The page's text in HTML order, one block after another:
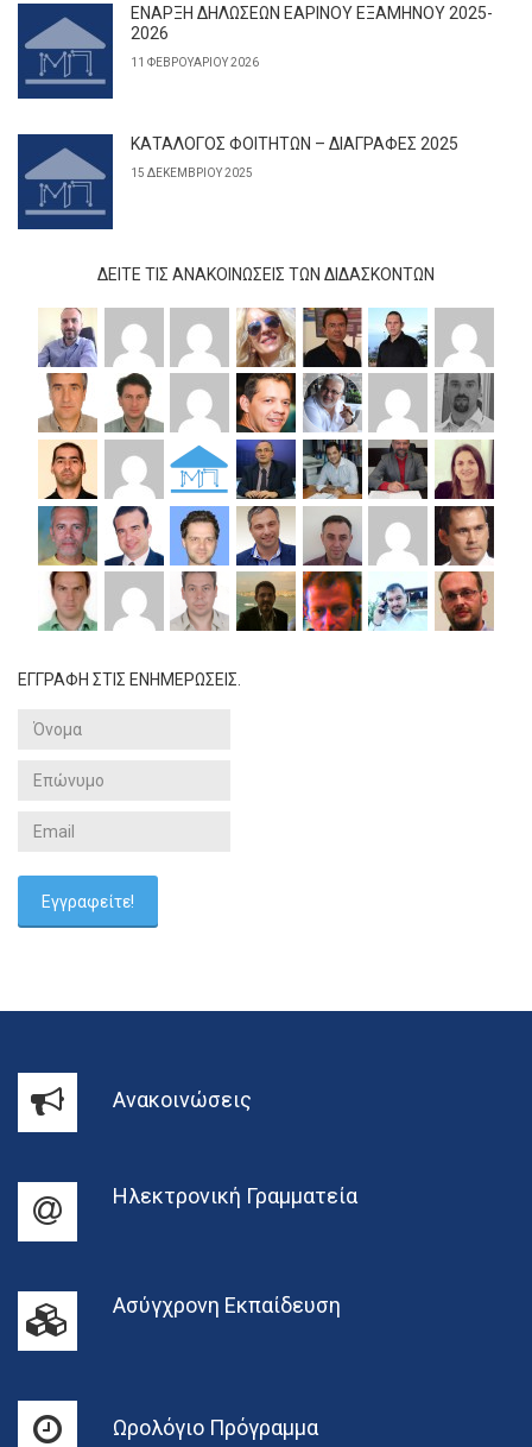
ΕΝΑΡΞΗ ΔΗΛΩΣΕΩΝ ΕΑΡΙΝΟΥ ΕΞΑΜΗΝΟΥ 2025-
2026
11 ΦΕΒΡΟΥΑΡΊΟΥ 2026
ΚΑΤΑΛΟΓΟΣ ΦΟΙΤΗΤΩΝ – ΔΙΑΓΡΑΦΕΣ 2025
15 ΔΕΚΕΜΒΡΊΟΥ 2025
ΔΕΊΤΕ ΤΙΣ ΑΝΑΚΟΙΝΏΣΕΙΣ ΤΩΝ ΔΙΔΆΣΚΟΝΤΩΝ
ΕΓΓΡΑΦΗ ΣΤΙΣ ΕΝΗΜΕΡΩΣΕΙΣ.
Ανακοινώσεις
Ηλεκτρονική Γραμματεία
Ασύγχρονη Εκπαίδευση
Ωρολόγιο Πρόγραμμα